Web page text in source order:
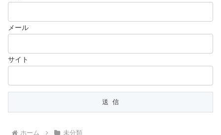
メール
サイト
ホーム 未分類